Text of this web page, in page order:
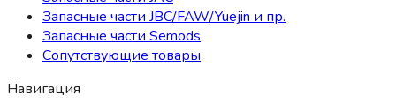
Запасные части JBC/FAW/Yuejin и пр.
Запасные части Semods
Сопутствующие товары
Навигация